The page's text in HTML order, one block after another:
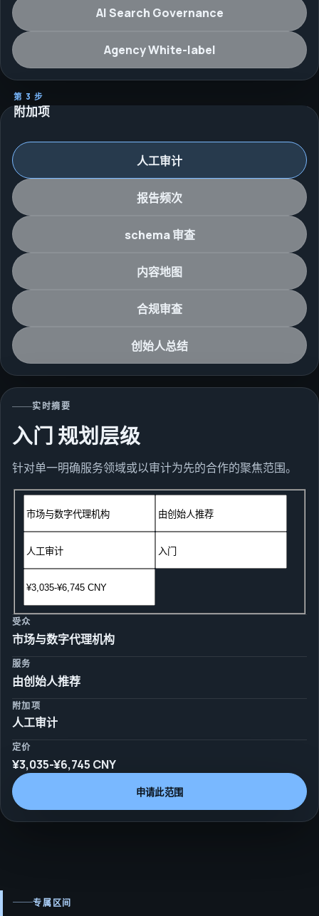
AI Search Governance
Agency White-label
第 3 步
附加项
人工审计
报告频次
schema 审查
内容地图
合规审查
创始人总结
实时摘要
入门 规划层级
针对单一明确服务领域或以审计为先的合作的聚焦范围。
受众
市场与数字代理机构
服务
由创始人推荐
附加项
人工审计
定价
¥3,035-¥6,745 CNY
申请此范围
专属区间